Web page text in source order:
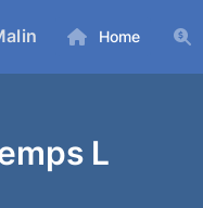
Home
L